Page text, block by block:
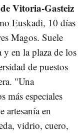
Vitoria-Gasteiz
Euskadi, 10 días
Magos. Suele
y en la plaza de los
de puestos
"Una
más especiales
artesanía en
vidrio, cuero,